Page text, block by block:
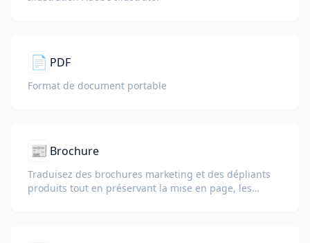
📄 PDF
Format de document portable
📰 Brochure
Traduisez des brochures marketing et des dépliants
produits tout en préservant la mise en page, les